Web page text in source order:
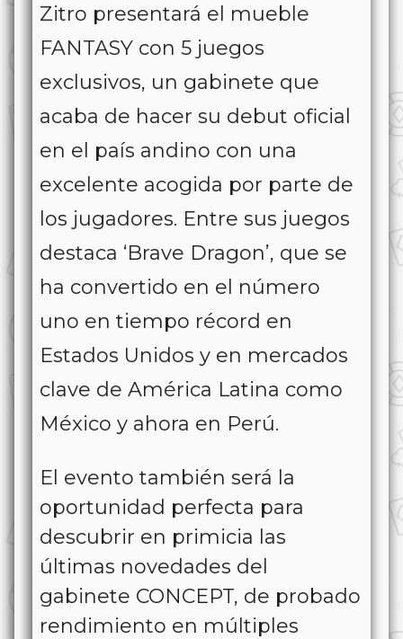
Zitro presentará el mueble
FANTASY con 5 juegos
exclusivos, un gabinete que
acaba de hacer su debut oficial
en el país andino con una
excelente acogida por parte de
los jugadores. Entre sus juegos
destaca ‘Brave Dragon’, que se
ha convertido en el número
uno en tiempo récord en
Estados Unidos y en mercados
clave de América Latina como
México y ahora en Perú.
El evento también será la
oportunidad perfecta para
descubrir en primicia las
últimas novedades del
gabinete CONCEPT, de probado
rendimiento en múltiples